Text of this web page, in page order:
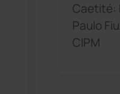
Caetité:
Paulo
CIPM